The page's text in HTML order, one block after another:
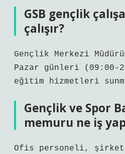
GSB gençlik
çalışır?
Gençlik Merkezi
Pazar günleri
eğitim hizmetleri
Gençlik ve Spor
memuru ne iş
Ofis personeli,